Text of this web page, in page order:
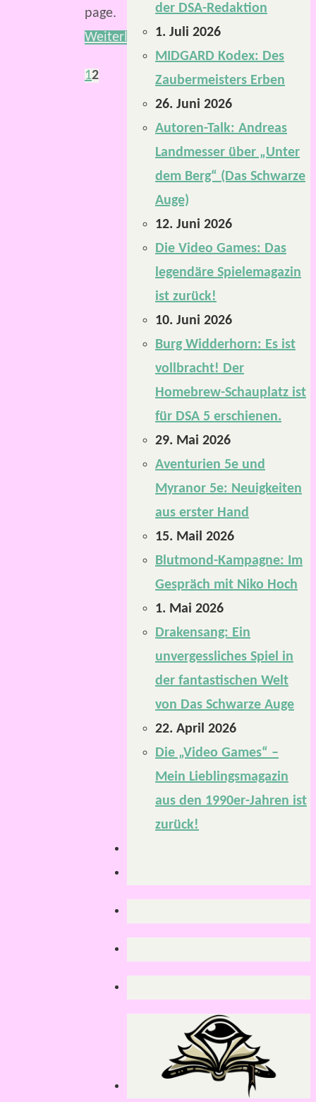
page.
Weiterlesen
12
der DSA-Redaktion
1. Juli 2026
MIDGARD Kodex: Des
Zaubermeisters Erben
26. Juni 2026
Autoren-Talk: Andreas
Landmesser über „Unter
dem Berg“ (Das Schwarze
Auge)
12. Juni 2026
Die Video Games: Das
legendäre Spielemagazin
ist zurück!
10. Juni 2026
Burg Widderhorn: Es ist
vollbracht! Der
Homebrew-Schauplatz ist
für DSA 5 erschienen.
29. Mai 2026
Aventurien 5e und
Myranor 5e: Neuigkeiten
aus erster Hand
15. Mail 2026
Blutmond-Kampagne: Im
Gespräch mit Niko Hoch
1. Mai 2026
Drakensang: Ein
unvergessliches Spiel in
der fantastischen Welt
von Das Schwarze Auge
22. April 2026
Die „Video Games“ –
Mein Lieblingsmagazin
aus den 1990er-Jahren ist
zurück!